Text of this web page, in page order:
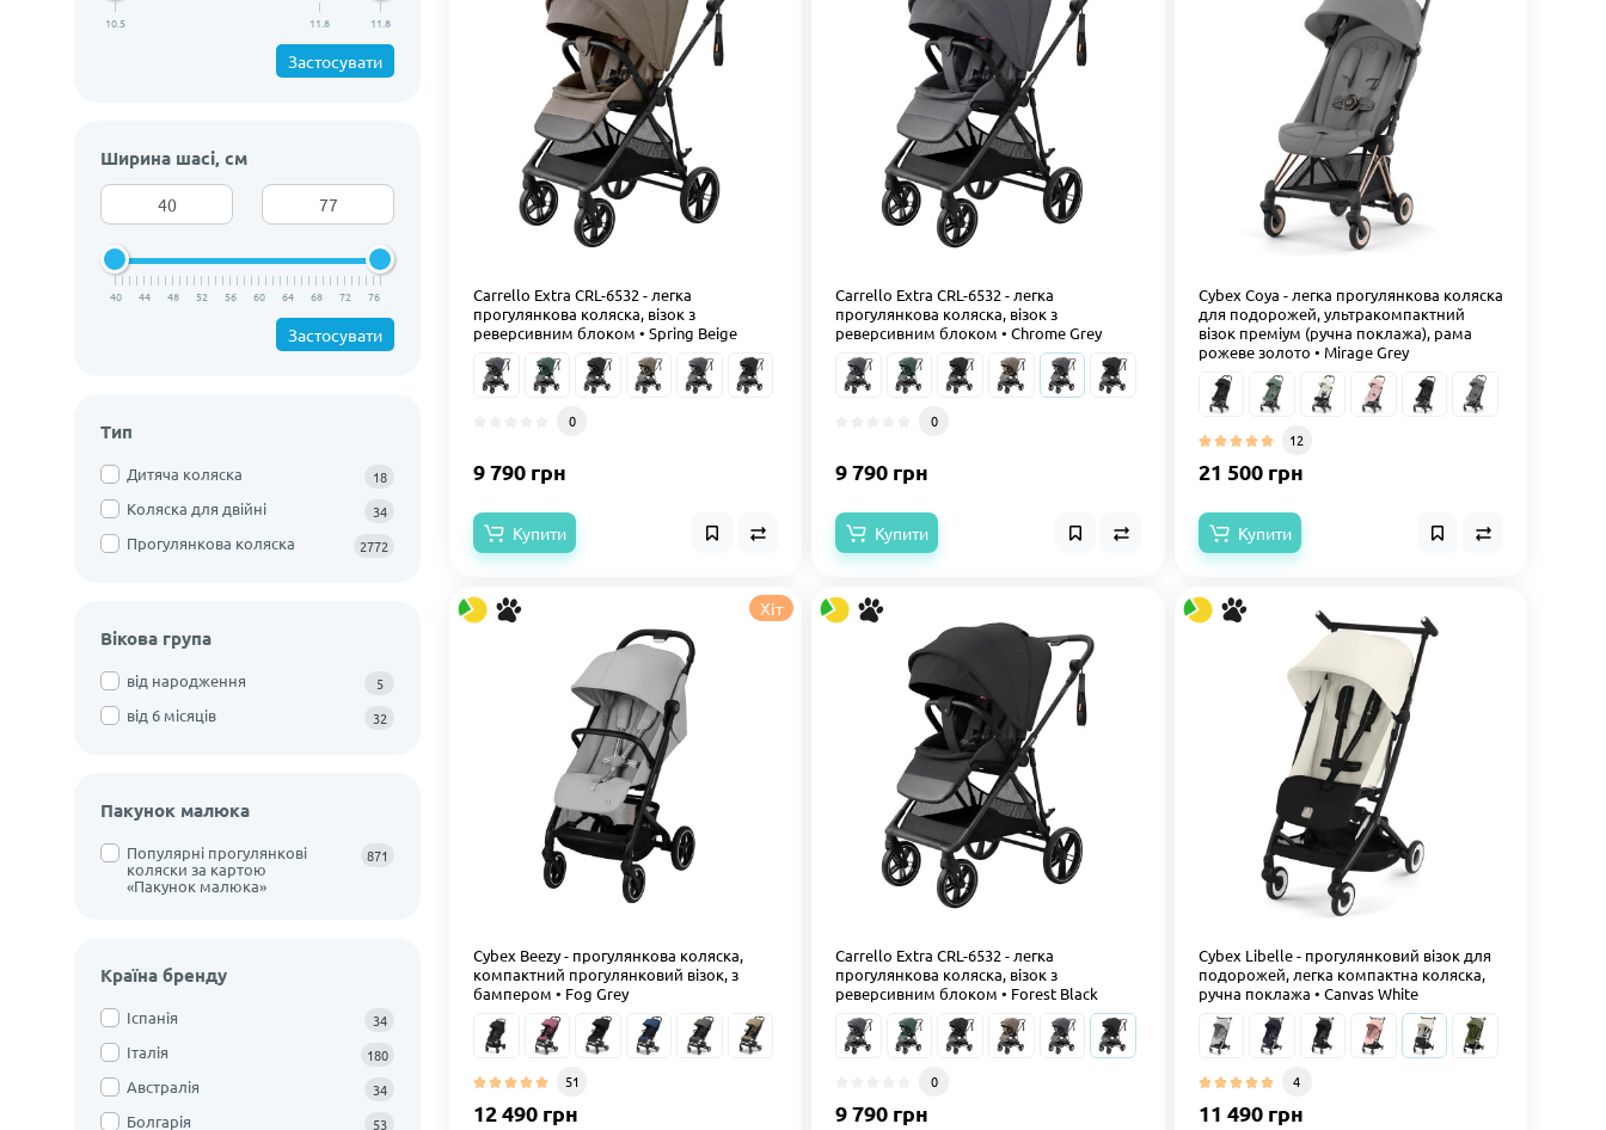
10.5 11.8 11.8
Застосувати
Ширина шасі, см
40 44 48 52 56 60 64 68 72 76
Застосувати
Тип
Дитяча коляска 18
Коляска для двійні 34
Прогулянкова коляска 2772
Вікова група
від народження 5
від 6 місяців 32
Пакунок малюка
Популярні прогулянкові
коляски за картою
«Пакунок малюка»
871
Країна бренду
Іспанія 34
Італія 180
Австралія 34
Болгарія 53
Carrello Extra CRL-6532 - легка
прогулянкова коляска, візок з
реверсивним блоком • Spring Beige
0
9 790 грн
Купити
Carrello Extra CRL-6532 - легка
прогулянкова коляска, візок з
реверсивним блоком • Chrome Grey
0
9 790 грн
Купити
Cybex Coya - легка прогулянкова коляска
для подорожей, ультракомпактний
візок преміум (ручна поклажа), рама
рожеве золото • Mirage Grey
12
21 500 грн
Купити
Хіт
Cybex Beezy - прогулянкова коляска,
компактний прогулянковий візок, з
бампером • Fog Grey
51
12 490 грн
Carrello Extra CRL-6532 - легка
прогулянкова коляска, візок з
реверсивним блоком • Forest Black
0
9 790 грн
Cybex Libelle - прогулянковий візок для
подорожей, легка компактна коляска,
ручна поклажа • Canvas White
4
11 490 грн